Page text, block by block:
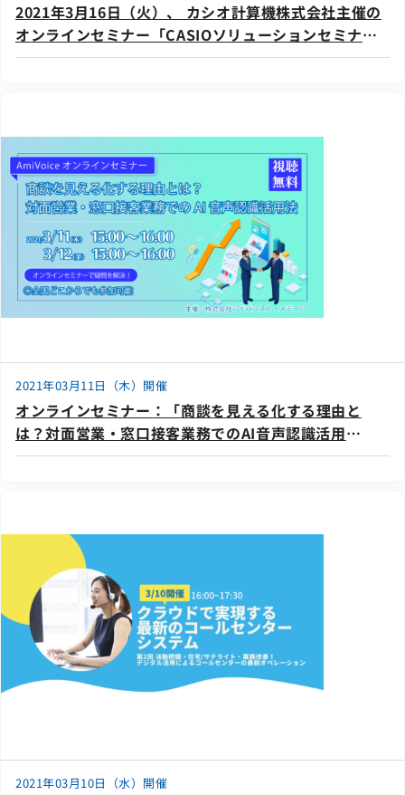
2021年3月16日（火）、 カシオ計算機株式会社主催の
オンラインセミナー「CASIOソリューションセミナー
Mar.2021」に登壇いたします。
2021年03月11日（木）開催
オンラインセミナー：「商談を見える化する理由と
は？対面営業・窓口接客業務でのAI音声認識活用
法」、3月11日（木）・12日（金）開催
2021年03月10日（水）開催